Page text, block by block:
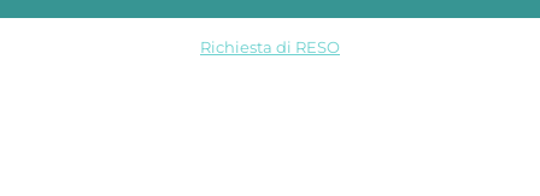
Richiesta di RESO